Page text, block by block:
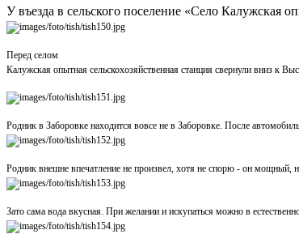
У въезда в сельского поселение «Село Калужская
Перед селом
Калужская опытная сельскохозяйственная станция свернули вниз к
Родник в Заборовке находится вовсе не в Заборовке. После
Родник внешне впечатление не произвел, хотя не спорю - он
Зато сама вода вкусная. При желании и искупаться можно в